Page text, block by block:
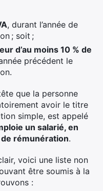
, durant l’année de
; soit ;
d’au moins 10 % de
précédent le
que la personne
avoir le titre
simple, est appelé
un salarié, en
rémunération.
voici une liste non
être soumis à la
: